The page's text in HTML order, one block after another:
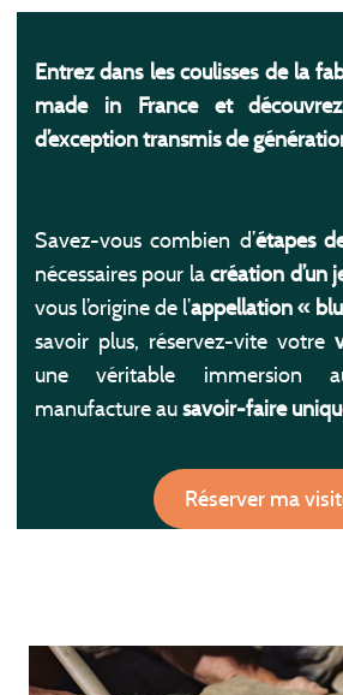
Entrez dans les coulisses de la
made in France et
d’exceptiontransmis de
Savez-vous combien d’étapes
nécessaires pour lacréation d’un
vous l’origine de l’appellation «
savoir plus, réservez-vite votre
une véritable immersion
manufacture ausavoir-faire
Réserver ma